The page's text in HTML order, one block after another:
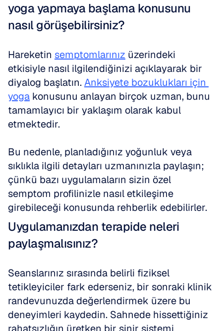
yoga yapmaya başlama konusunu
nasıl görüşebilirsiniz?
Hareketin semptomlarınız üzerindeki
etkisiyle nasıl ilgilendiğinizi açıklayarak bir
diyalog başlatın. Anksiyete bozuklukları için
yoga konusunu anlayan birçok uzman, bunu
tamamlayıcı bir yaklaşım olarak kabul
etmektedir.
Bu nedenle, planladığınız yoğunluk veya
sıklıkla ilgili detayları uzmanınızla paylaşın;
çünkü bazı uygulamaların sizin özel
semptom profilinizle nasıl etkileşime
girebileceği konusunda rehberlik edebilirler.
Uygulamanızdan terapide neleri
paylaşmalısınız?
Seanslarınız sırasında belirli fiziksel
tetikleyiciler fark ederseniz, bir sonraki klinik
randevunuzda değerlendirmek üzere bu
deneyimleri kaydedin. Sahnede hissettiğiniz